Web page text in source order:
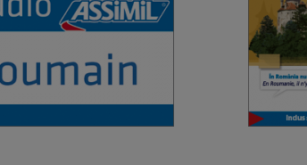
Französisch
4,90 €